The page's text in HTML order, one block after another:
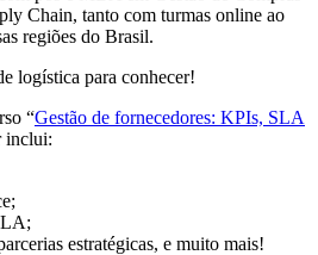
Chain, tanto com turmas online ao
regiões do Brasil.
logística para conhecer!
“Gestão de fornecedores: KPIs, SLA
inclui:
estratégicas, e muito mais!